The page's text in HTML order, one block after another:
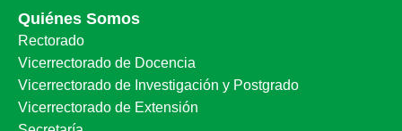
Quiénes Somos
Rectorado
Vicerrectorado de Docencia
Vicerrectorado de Investigación y Postgrado
Vicerrectorado de Extensión